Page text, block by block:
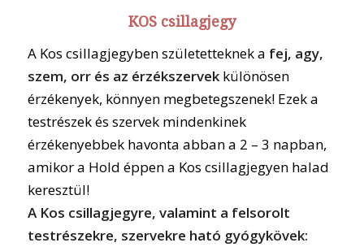
KOS csillagjegy
A Kos csillagjegyben születetteknek a fej, agy,
szem, orr és az érzékszervekkülönösen
érzékenyek, könnyen megbetegszenek! Ezek a
testrészek és szervek mindenkinek
érzékenyebbek havonta abban a 2 – 3 napban,
amikor a Hold éppen a Kos csillagjegyen halad
keresztül!
A Kos csillagjegyre, valamint a felsorolt
testrészekre, szervekre ható gyógykövek: